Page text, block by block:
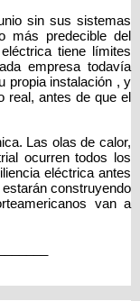
sin sus sistemas
más predecible del
tiene límites
empresa todavía
propia instalación , y
real, antes de que el
Las olas de calor,
ocurren todos los
eléctrica antes
construyendo
van a